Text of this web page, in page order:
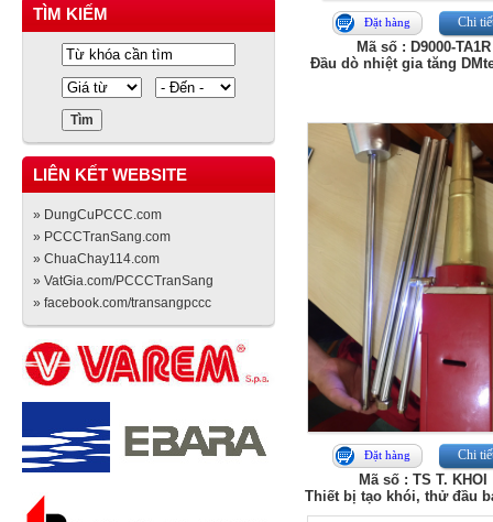
TÌM KIẾM
LIÊN KẾT WEBSITE
» DungCuPCCC.com
» PCCCTranSang.com
» ChuaChay114.com
» VatGia.com/PCCCTranSang
» facebook.com/transangpccc
Đặt hàng Chi
Mã số : D9000-TA1R
Đầu dò nhiệt gia tăng
Đặt hàng Chi
Mã số : TS T. KHOI
Thiết bị tạo khói, thử đầu